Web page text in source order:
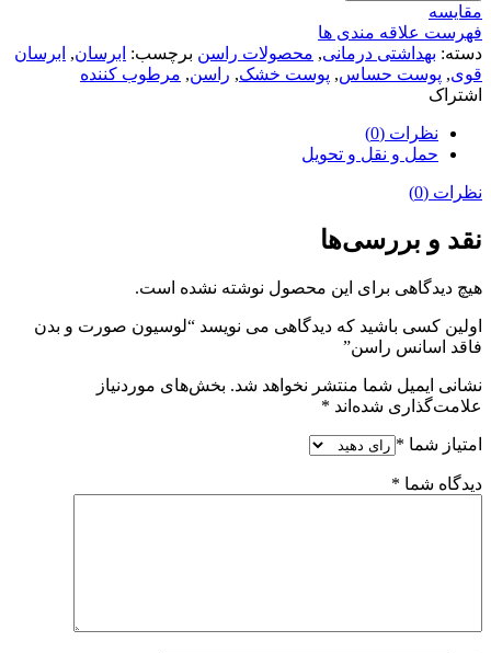
مقایسه
فهرست علاقه مندی ها
دسته: بهداشتی درمانی, محصولات راسن برچسب: ابرسان, ابرسان
قوی, پوست حساس, پوست خشک, راسن, مرطوب کننده
اشتراک
نظرات (0)
حمل و نقل و تحویل
نظرات (0)
نقد و بررسی‌ها
هیچ دیدگاهی برای این محصول نوشته نشده است.
اولین کسی باشید که دیدگاهی می نویسد “لوسیون صورت و بدن
فاقد اسانس راسن”
نشانی ایمیل شما منتشر نخواهد شد. بخش‌های موردنیاز
علامت‌گذاری شده‌اند *
امتیاز شما *
دیدگاه شما *